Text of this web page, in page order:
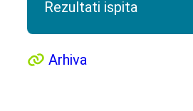
Rezultati ispita
Arhiva